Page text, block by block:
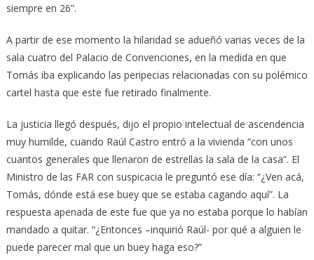
siempre en 26”.
A partir de ese momento la hilaridad se adueñó varias veces de la
sala cuatro del Palacio de Convenciones, en la medida en que
Tomás iba explicando las peripecias relacionadas con su polémico
cartel hasta que este fue retirado finalmente.
La justicia llegó después, dijo el propio intelectual de ascendencia
muy humilde, cuando Raúl Castro entró a la vivienda “con unos
cuantos generales que llenaron de estrellas la sala de la casa”. El
Ministro de las FAR con suspicacia le preguntó ese día: “¿Ven acá,
Tomás, dónde está ese buey que se estaba cagando aquí”. La
respuesta apenada de este fue que ya no estaba porque lo habían
mandado a quitar. “¿Entonces –inquirió Raúl- por qué a alguien le
puede parecer mal que un buey haga eso?”